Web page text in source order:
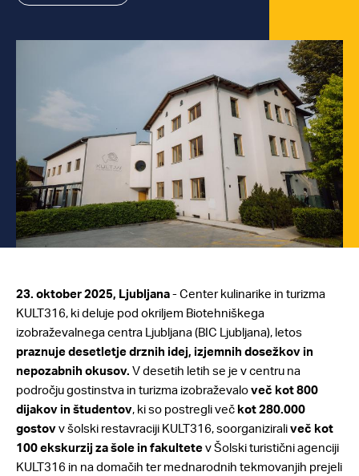
23. oktober 2025, Ljubljana- Center kulinarike in turizma
KULT316, ki deluje pod okriljem Biotehniškega
izobraževalnega centra Ljubljana (BIC Ljubljana), letos
praznuje desetletje drznih idej, izjemnih dosežkov in
nepozabnih okusov. V desetih letih se je v centru na
področju gostinstva in turizma izobraževaloveč kot 800
dijakov in študentov, ki so postregli več kot 280.000
gostovv šolski restavraciji KULT316, soorganiziraliveč kot
100 ekskurzij za šole in fakultetev Šolski turistični agenciji
KULT316 in na domačih ter mednarodnih tekmovanjih prejeli